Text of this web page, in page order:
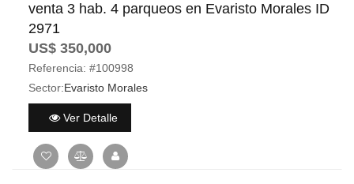
venta 3 hab. 4 parqueos en Evaristo Morales ID
2971
US$ 350,000
Referencia: #100998
Sector:Evaristo Morales
Ver Detalle